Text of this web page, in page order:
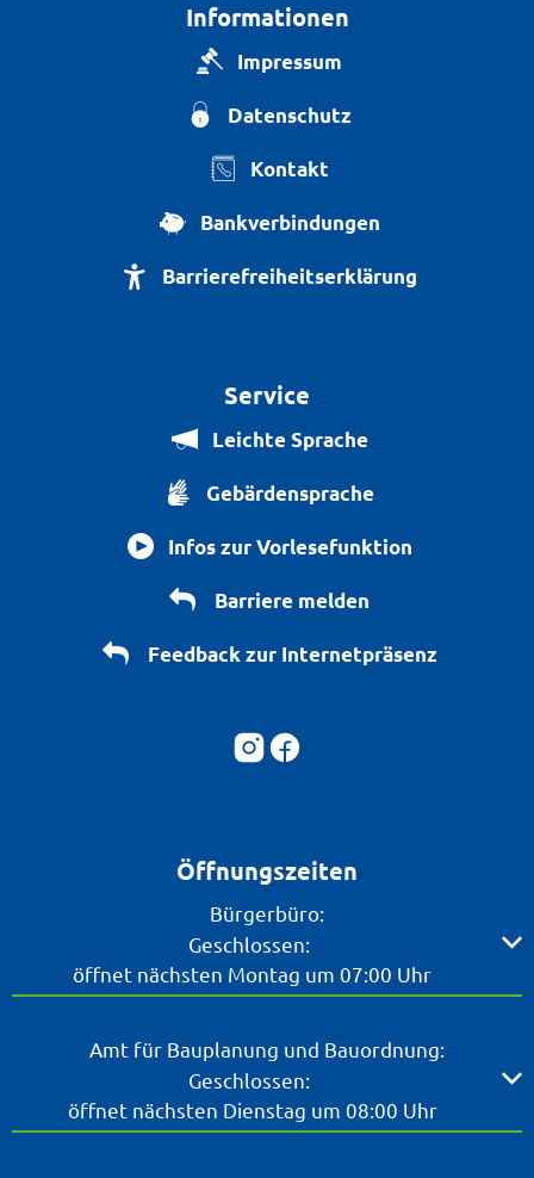
Informationen
Impressum
Datenschutz
Kontakt
Bankverbindungen
Barrierefreiheitserklärung
Service
Leichte Sprache
Gebärdensprache
Infos zur Vorlesefunktion
Barriere melden
Feedback zur Internetpräsenz
Öffnungszeiten
Bürgerbüro:
Klicken, um weitere Öffnungs- oder Schließzeiten
Geschlossen:
öffnet nächsten Montag um 07:00 Uhr
Amt für Bauplanung und Bauordnung:
Klicken, um weitere Öffnungs- oder Schließzeiten
Geschlossen:
öffnet nächsten Dienstag um 08:00 Uhr